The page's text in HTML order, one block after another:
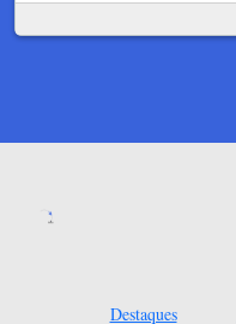
Destaques